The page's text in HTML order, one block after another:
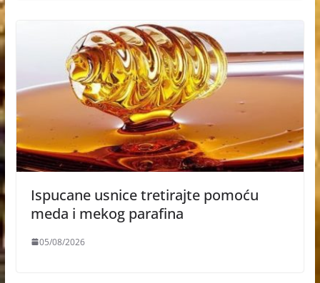
Ispucane usnice tretirajte pomoću
meda i mekog parafina
05/08/2026